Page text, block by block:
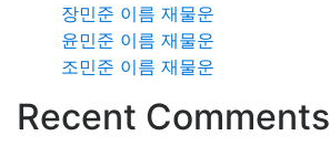
장민준 이름 재물운
윤민준 이름 재물운
조민준 이름 재물운
Recent Comments